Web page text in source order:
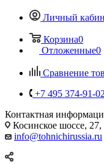
Личный
Корзина0
Отложенные0
Сравнение
+7 495 374-91-02
Контактная
Косинское шоссе,
info@tohnichirussia.ru